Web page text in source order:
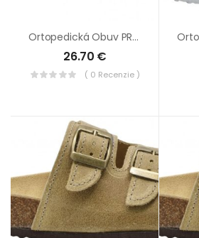
Ortopedická Obuv PROTETIKA T13 Ružová
26.70 €
( 0 Recenzie )